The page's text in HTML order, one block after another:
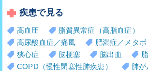
疾患で見る
高血圧 脂質異常症（高脂血症）
高尿酸血症／痛風
肥満症／メタ
狭心症
脳梗塞 脳出血
COPD（慢性閉塞性肺疾患）
肺が